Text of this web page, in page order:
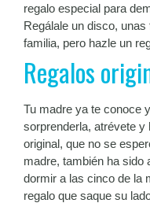
regalo especial para
Regálale un disco,
familia, pero hazle un
Regalos
Tu madre ya te conoce
sorprenderla, atrévete y
original, que no se
madre, también ha sido
dormir a las cinco de la
regalo que saque su